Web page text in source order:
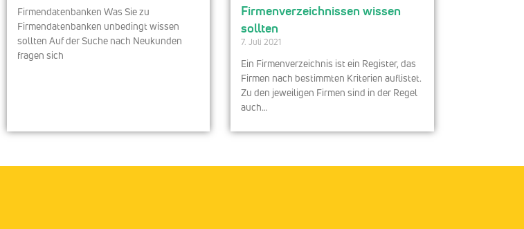
Firmendatenbanken Was Sie zu
Firmendatenbanken unbedingt wissen
sollten Auf der Suche nach Neukunden
fragen sich
Firmenverzeichnissen wissen
sollten
7. Juli 2021
Ein Firmenverzeichnis ist ein Register, das
Firmen nach bestimmten Kriterien auflistet.
Zu den jeweiligen Firmen sind in der Regel
auch…